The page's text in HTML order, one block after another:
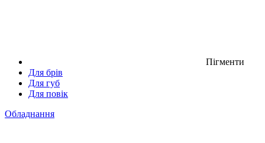
Пігменти
Для брів
Для губ
Для повік
Обладнання